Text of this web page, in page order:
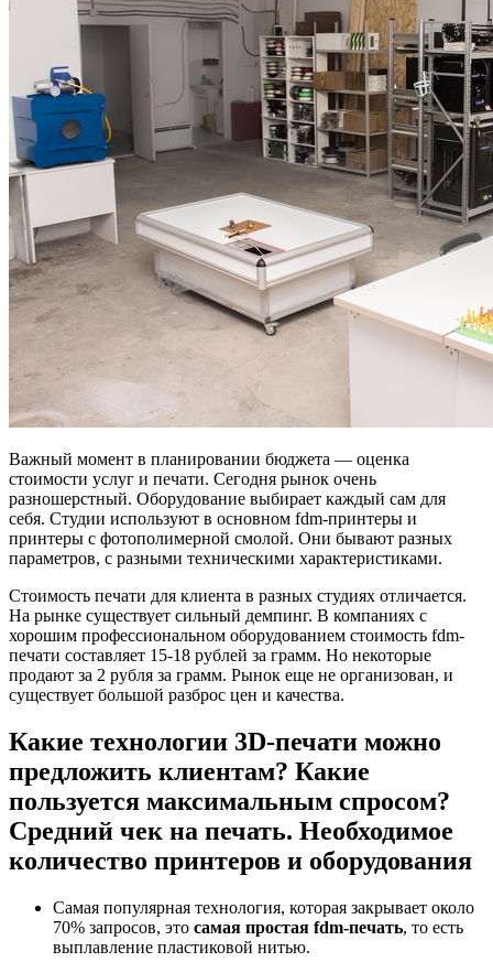
Важный момент в планировании бюджета — оценка
стоимости услуг и печати. Сегодня рынок очень
разношерстный. Оборудование выбирает каждый сам для
себя. Студии используют в основном fdm-принтеры и
принтеры с фотополимерной смолой. Они бывают разных
параметров, с разными техническими характеристиками.
Стоимость печати для клиента в разных студиях отличается.
На рынке существует сильный демпинг. В компаниях с
хорошим профессиональном оборудованием стоимость fdm-
печати составляет 15-18 рублей за грамм. Но некоторые
продают за 2 рубля за грамм. Рынок еще не организован, и
существует большой разброс цен и качества.
Какие технологии 3D-печати можно
предложить клиентам? Какие
пользуется максимальным спросом?
Средний чек на печать. Необходимое
количество принтеров и оборудования
Самая популярная технология, которая закрывает около
70% запросов, это самая простая fdm-печать, то есть
выплавление пластиковой нитью.